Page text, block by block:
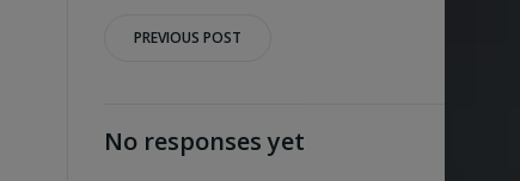
Post
PREVIOUS POST
No responses yet